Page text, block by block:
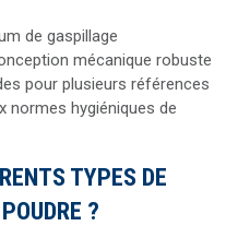
de gaspillage
mécanique robuste
pour plusieurs références
normes hygiéniques de
TYPES DE
?